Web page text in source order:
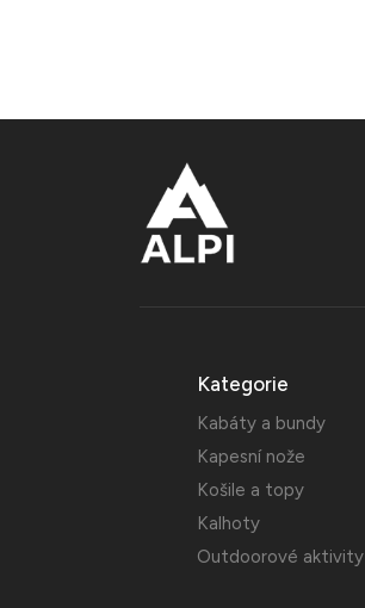
Kategorie
Kabáty a bundy
Kapesní nože
Košile a topy
Kalhoty
Outdoorové aktivity